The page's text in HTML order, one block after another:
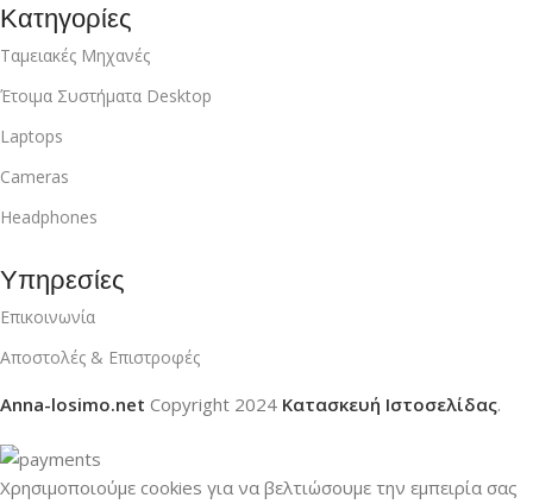
Κατηγορίες
Ταμειακές Μηχανές
Έτοιμα Συστήματα Desktop
Laptops
Cameras
Headphones
Υπηρεσίες
Επικοινωνία
Αποστολές & Επιστροφές
Anna-losimo.net Copyright 2024 Κατασκευή Ιστοσελίδας.
Χρησιμοποιούμε cookies για να βελτιώσουμε την εμπειρία σας